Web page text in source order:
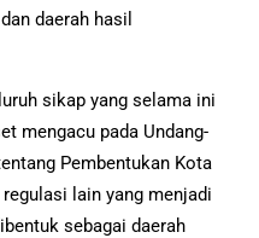
daerah hasil
sikap yang selama ini
mengacu pada Undang-
Pembentukan Kota
lain yang menjadi
sebagai daerah